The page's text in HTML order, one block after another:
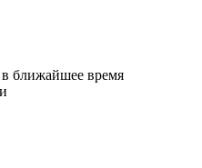
ближайшее время